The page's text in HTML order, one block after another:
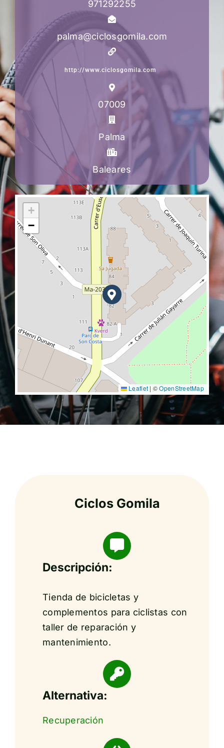
971292255
palma@ciclosgomila.com
http://www.ciclosgomila.com
07009
Palma
Baleares
+
−
Leaflet | ©OpenStreetMap
Ciclos Gomila
Descripción:
Tienda de bicicletas y
complementos para ciclistas con
taller de reparación y
mantenimiento.
Alternativa:
Recuperación